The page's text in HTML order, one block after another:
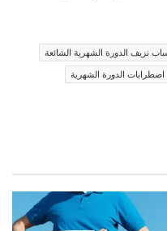
نزيف الدورة الشهرية الشائعة
اضطرابات الدورة الشهرية